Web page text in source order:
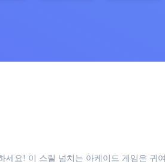
세요! 이 스릴 넘치는 아케이드 게임은